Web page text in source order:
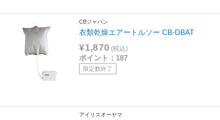
CBジャパン
衣類乾燥エアートルソー CB-DBAT
¥1,870 (税込)
ポイント：187
限定数終了
アイリスオーヤマ